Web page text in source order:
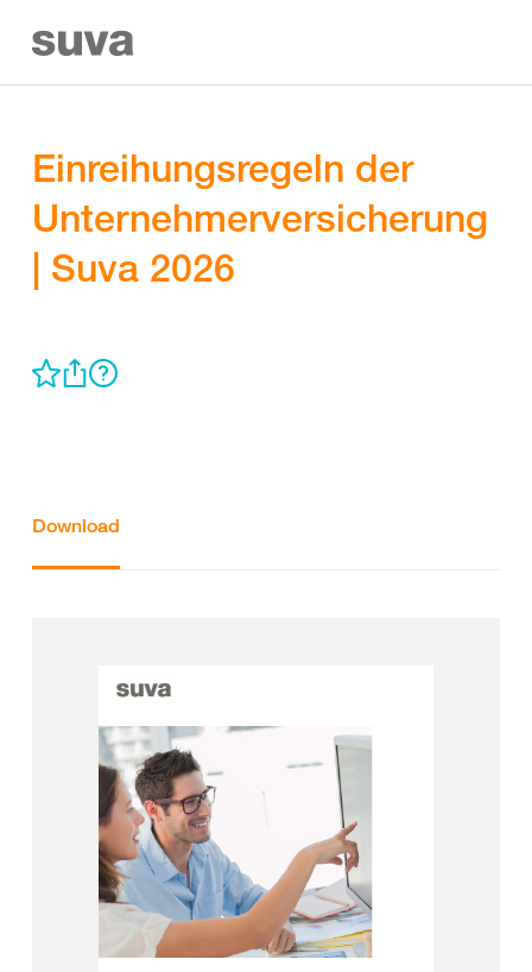
Einreihungsregeln der
Unternehmerversicherung
| Suva 2026
Download